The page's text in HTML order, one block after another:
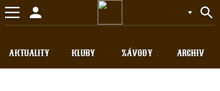
Toggle
navigation
search
person
KLUBY
AKTUALITY ZÁVODY ARCHIV